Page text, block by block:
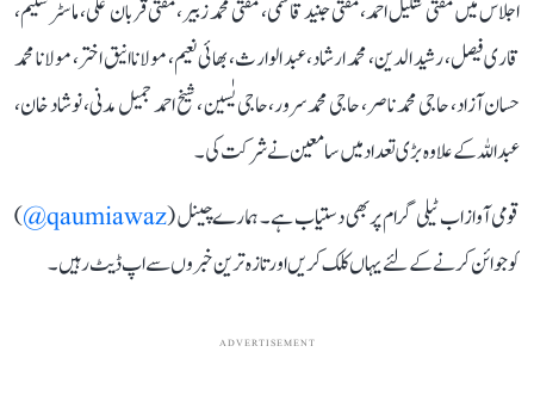
اجلاس میں مفتی شکیل احمد، مفتی جنید قاسمی، مفتی محمد زبیر، مفتی قربان علی، ماسٹر سلیم،
قاری فیصل، رشید الدین، محمد ارشاد،عبد الوارث، بھائی نعیم، مولاناانیق اختر، مولانا محمد
حسان آزاد، حاجی محمد ناصر، حاجی محمد سرور،حاجی یٰسین، شیخ احمد جمیل مدنی، نوشاد خان،
عبداللہ کے علاوہ بڑی تعداد میں سامعین نے شرکت کی۔
قومی آواز اب ٹیلی گرام پر بھی دستیاب ہے۔ ہمارے چینل (qaumiawaz@
)
کو جوائن کرنے کے لئے یہاں کلک کریں اور تازہ ترین خبروں سے اپ ڈیٹ رہیں۔
ADVERTISEMENT